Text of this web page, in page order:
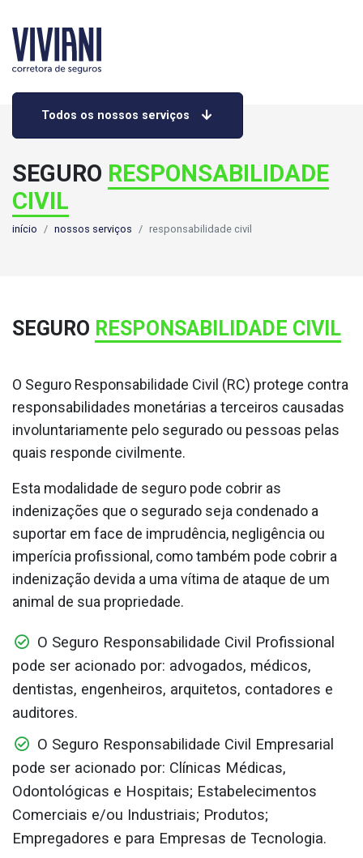
Todos os nossos serviços
SEGURO RESPONSABILIDADE
CIVIL
início nossos serviços responsabilidade civil
SEGURO RESPONSABILIDADE CIVIL
O Seguro Responsabilidade Civil (RC) protege contra
responsabilidades monetárias a terceiros causadas
involuntariamente pelo segurado ou pessoas pelas
quais responde civilmente.
Esta modalidade de seguro pode cobrir as
indenizações que o segurado seja condenado a
suportar em face de imprudência, negligência ou
imperícia profissional, como também pode cobrir a
indenização devida a uma vítima de ataque de um
animal de sua propriedade.
O Seguro Responsabilidade Civil Profissional
pode ser acionado por: advogados, médicos,
dentistas, engenheiros, arquitetos, contadores e
auditores.
O Seguro Responsabilidade Civil Empresarial
pode ser acionado por: Clínicas Médicas,
Odontológicas e Hospitais; Estabelecimentos
Comerciais e/ou Industriais; Produtos;
Empregadores e para Empresas de Tecnologia.